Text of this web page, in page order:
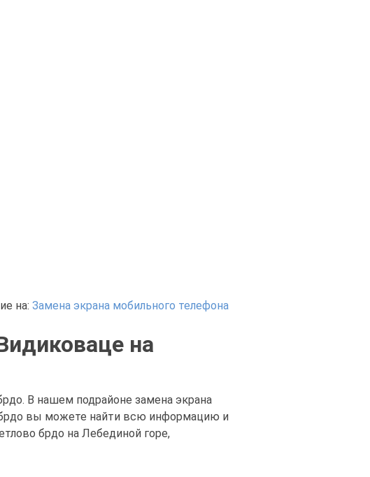
на: Замена экрана мобильного телефона
на
В нашем подрайоне замена экрана
брдо вы можете найти всю информацию и
брдо на Лебединой горе,